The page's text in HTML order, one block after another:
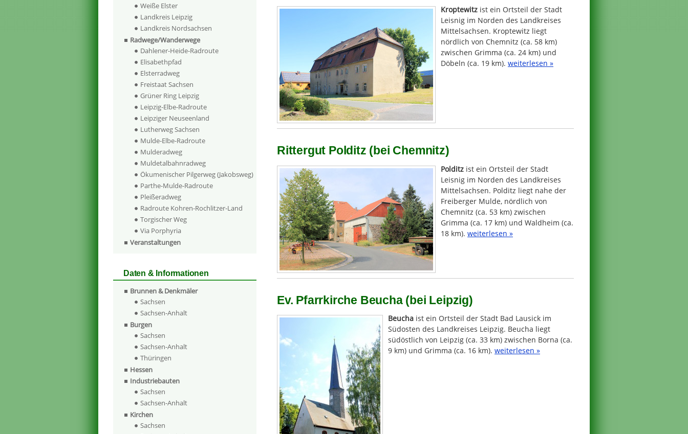
Kroptewitz ist ein Ortsteil der Stadt
Leisnig im Norden des Landkreises
Mittelsachsen. Kroptewitz liegt
nördlich von Chemnitz (ca. 58 km)
zwischen Grimma (ca. 24 km) und
Döbeln (ca. 19 km). weiterlesen »
Rittergut Polditz (bei Chemnitz)
Polditz ist ein Ortsteil der Stadt
Leisnig im Norden des Landkreises
Mittelsachsen. Polditz liegt nahe der
Freiberger Mulde, nördlich von
Chemnitz (ca. 53 km) zwischen
Grimma (ca. 17 km) und Waldheim (ca.
18 km). weiterlesen »
Ev. Pfarrkirche Beucha (bei Leipzig)
Beucha ist ein Ortsteil der Stadt Bad Lausick im
Südosten des Landkreises Leipzig. Beucha liegt
südöstlich von Leipzig (ca. 33 km) zwischen Borna (ca.
9 km) und Grimma (ca. 16 km). weiterlesen »
Weiße Elster
Landkreis Leipzig
Landkreis Nordsachsen
Radwege/Wanderwege
Dahlener-Heide-Radroute
Elisabethpfad
Elsterradweg
Freistaat Sachsen
Grüner Ring Leipzig
Leipzig-Elbe-Radroute
Leipziger Neuseenland
Lutherweg Sachsen
Mulde-Elbe-Radroute
Mulderadweg
Muldetalbahnradweg
Ökumenischer Pilgerweg (Jakobsweg)
Parthe-Mulde-Radroute
Pleißeradweg
Radroute Kohren-Rochlitzer-Land
Torgischer Weg
Via Porphyria
Veranstaltungen
Daten & Informationen
Brunnen & Denkmäler
Sachsen
Sachsen-Anhalt
Burgen
Sachsen
Sachsen-Anhalt
Thüringen
Hessen
Industriebauten
Sachsen
Sachsen-Anhalt
Kirchen
Sachsen